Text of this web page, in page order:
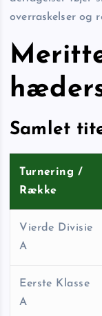
overraskelser og
Samlet
Turnering /
Række
Vierde Divisie
A
Eerste Klasse
A